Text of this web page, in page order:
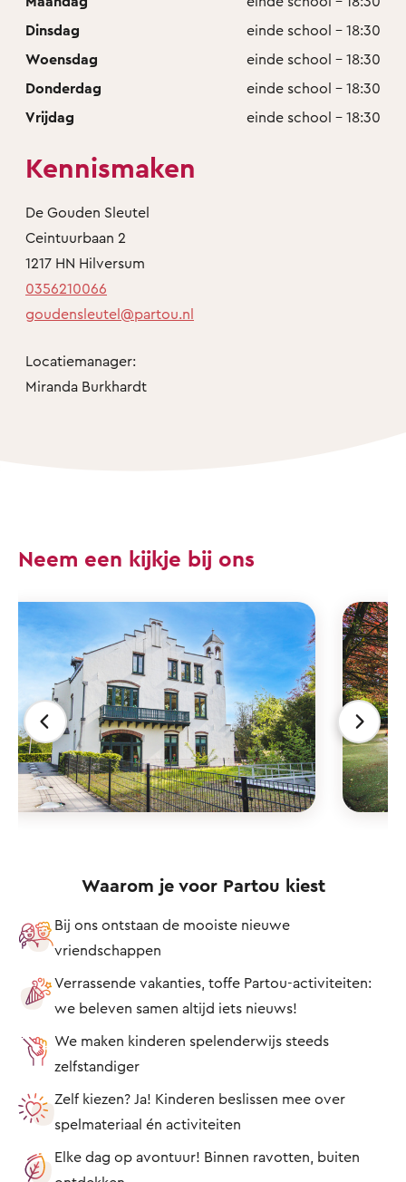
Dinsdag
einde school - 18:30
Woensdag
einde school - 18:30
Donderdag
einde school - 18:30
Vrijdag
einde school - 18:30
Kennismaken
De Gouden Sleutel
Ceintuurbaan 2
1217 HN Hilversum
0356210066
goudensleutel@partou.nl
Locatiemanager:
Miranda Burkhardt
Neem een kijkje bij ons
Waarom je voor Partou kiest
Bij ons ontstaan de mooiste nieuwe
vriendschappen
Verrassende vakanties, toffe Partou-activiteiten:
we beleven samen altijd iets nieuws!
We maken kinderen spelenderwijs steeds
zelfstandiger
Zelf kiezen? Ja! Kinderen beslissen mee over
spelmateriaal én activiteiten
Elke dag op avontuur! Binnen ravotten, buiten